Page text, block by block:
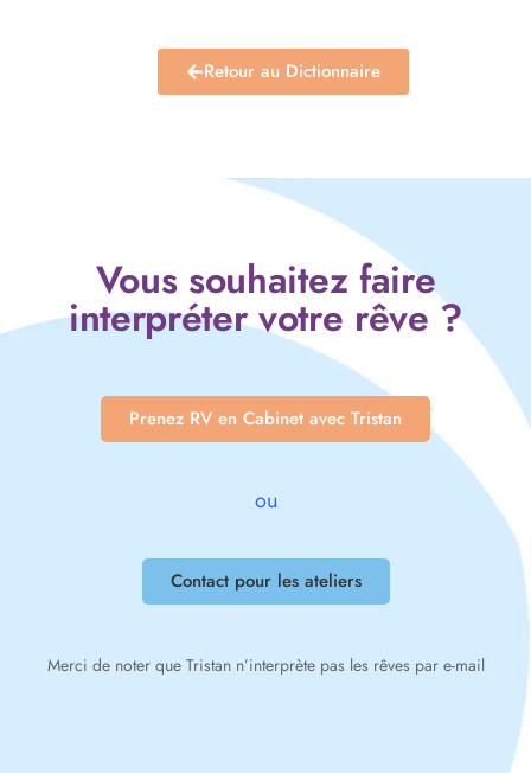
Retour au Dictionnaire
Vous souhaitez faire
interpréter votre rêve ?
Prenez RV en Cabinet avec Tristan
ou
Contact pour les ateliers
Merci de noter que Tristan n’interprète pas les rêves par e-mail